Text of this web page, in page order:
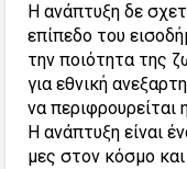
Η ανάπτυξη δε
επίπεδο του
την ποιότητα της
για εθνική
να
Η ανάπτυξη είναι
μες στον κόσμο και